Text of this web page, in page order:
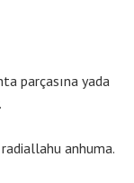
parçasına yada
anhuma.